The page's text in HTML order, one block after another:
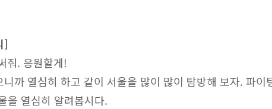
]
줘. 응원할게!
까 열심히 하고 같이 서울을 많이 많이 탐방해 보자. 파이
을 열심히 알려봅시다.